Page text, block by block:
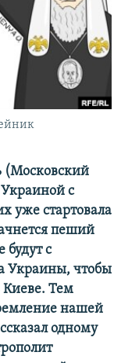
(Московский
с
уже стартовала
пеший
с
Украины, чтобы
Киеве. Тем
нашей
одному